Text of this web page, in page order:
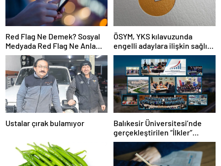
Red Flag Ne Demek? Sosyal
Medyada Red Flag Ne Anlama
Gelir?
ÖSYM, YKS kılavuzunda
engelli adaylara ilişkin sağlık
şartlarını güncelledi
Ustalar çırak bulamıyor
Balıkesir Üniversitesi’nde
gerçekleştirilen “İlkler”
üniversitenin geleceğini
şekillendiriyor